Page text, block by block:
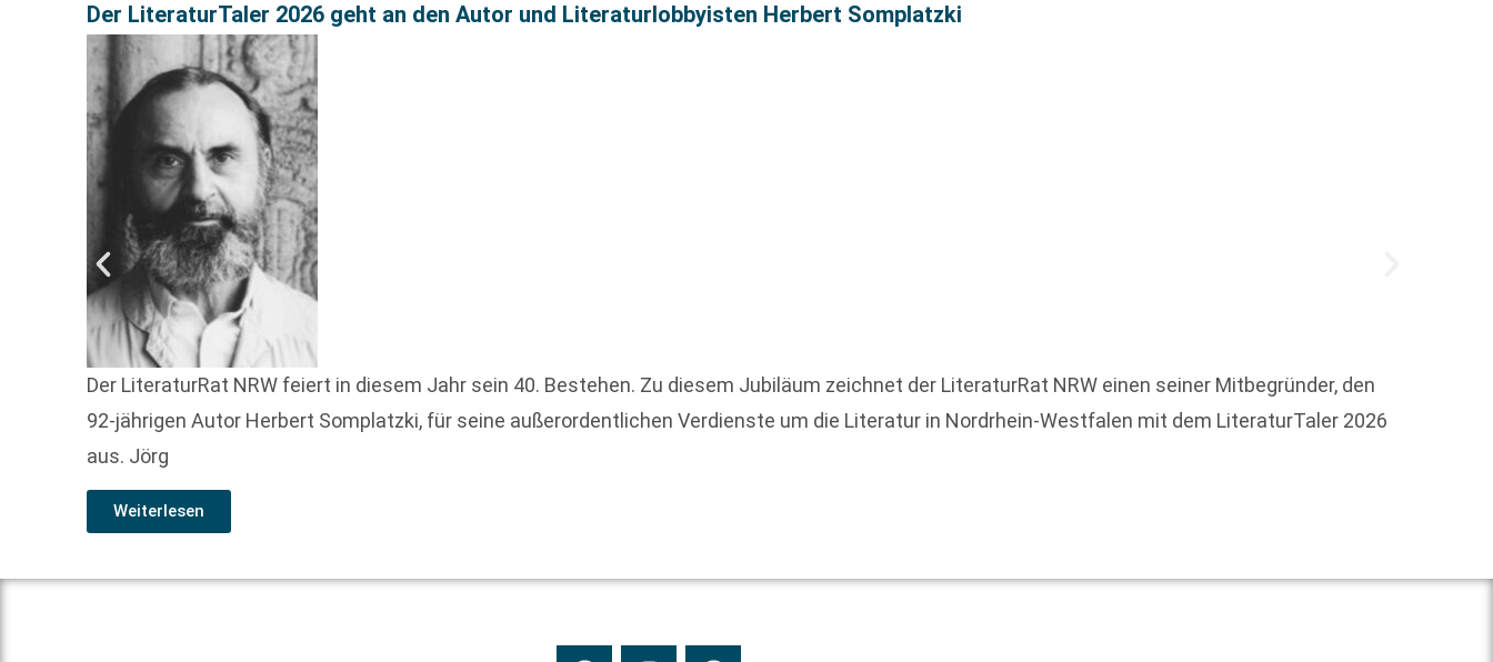
Der LiteraturTaler 2026 geht an den Autor und Literaturlobbyisten Herbert Somplatzki
Der LiteraturRat NRW feiert in diesem Jahr sein 40. Bestehen. Zu diesem Jubiläum zeichnet der LiteraturRat NRW einen seiner Mitbegründer, den
92-jährigen Autor Herbert Somplatzki, für seine außerordentlichen Verdienste um die Literatur in Nordrhein-Westfalen mit dem LiteraturTaler 2026
aus. Jörg
Weiterlesen